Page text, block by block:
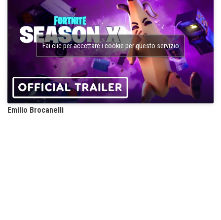
Fai clic per accettare i cookie per questo servizio
Emilio Brocanelli